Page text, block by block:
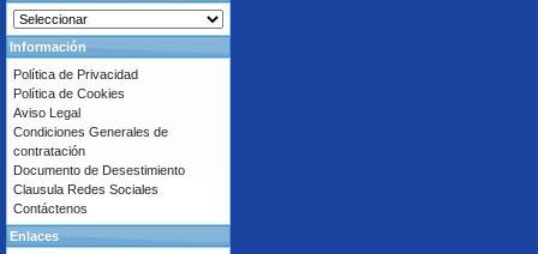
Información
Política de Privacidad
Política de Cookies
Aviso Legal
Condiciones Generales de
contratación
Documento de Desestimiento
Clausula Redes Sociales
Contáctenos
Enlaces